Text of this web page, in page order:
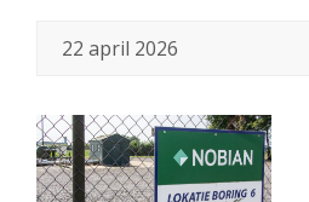
22 april 2026